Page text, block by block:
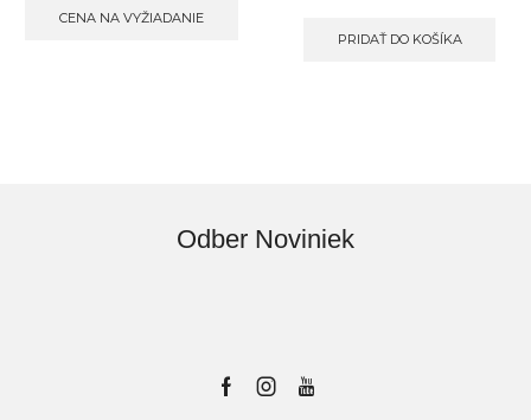
CENA NA VYŽIADANIE
PRIDAŤ DO KOŠÍKA
Odber Noviniek